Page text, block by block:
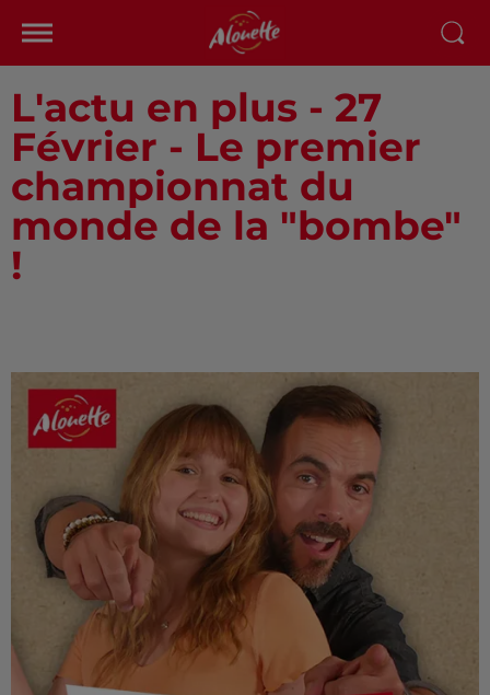
L'actu en plus - 27
Février - Le premier
championnat du
monde de la "bombe"
!